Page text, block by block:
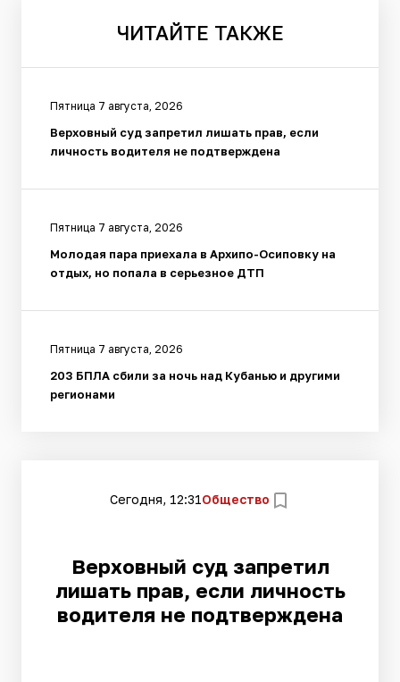
ЧИТАЙТЕ ТАКЖЕ
Пятница 7 августа, 2026
Верховный суд запретил лишать прав, если
личность водителя не подтверждена
Пятница 7 августа, 2026
Молодая пара приехала в Архипо-Осиповку на
отдых, но попала в серьезное ДТП
Пятница 7 августа, 2026
203 БПЛА сбили за ночь над Кубанью и другими
регионами
Сегодня, 12:31Общество
Верховный суд запретил
лишать прав, если личность
водителя не подтверждена